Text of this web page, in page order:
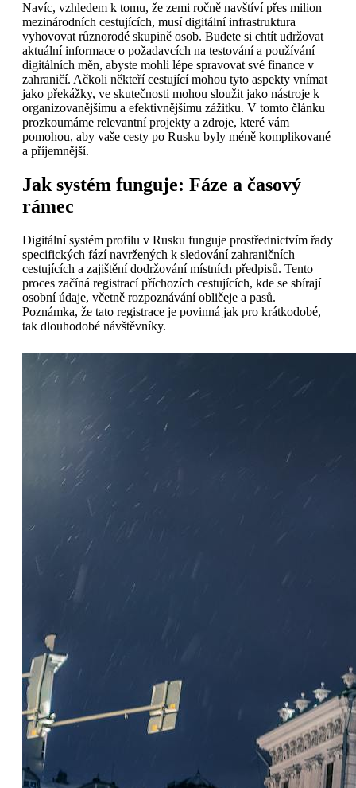
Navíc, vzhledem k tomu, že zemi ročně navštíví přes milion
mezinárodních cestujících, musí digitální infrastruktura
vyhovovat různorodé skupině osob. Budete si chtít udržovat
aktuální informace o požadavcích na testování a používání
digitálních měn, abyste mohli lépe spravovat své finance v
zahraničí. Ačkoli někteří cestující mohou tyto aspekty vnímat
jako překážky, ve skutečnosti mohou sloužit jako nástroje k
organizovanějšímu a efektivnějšímu zážitku. V tomto článku
prozkoumáme relevantní projekty a zdroje, které vám
pomohou, aby vaše cesty po Rusku byly méně komplikované
a příjemnější.
Jak systém funguje: Fáze a časový
rámec
Digitální systém profilu v Rusku funguje prostřednictvím řady
specifických fází navržených k sledování zahraničních
cestujících a zajištění dodržování místních předpisů. Tento
proces začíná registrací příchozích cestujících, kde se sbírají
osobní údaje, včetně rozpoznávání obličeje a pasů.
Poznámka, že tato registrace je povinná jak pro krátkodobé,
tak dlouhodobé návštěvníky.